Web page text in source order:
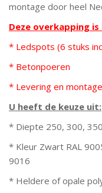
montage door heel
Deze overkapping is
* Ledspots (6 stuks
* Betonpoeren
* Levering en
U heeft de keuze uit:
* Diepte 250, 300,
* Kleur Zwart RAL
9016
* Heldere of opale